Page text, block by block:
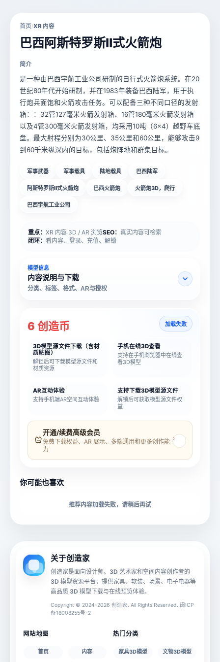
首页/XR 内容
巴西阿斯特罗斯Ⅱ式火箭炮
简介
是一种由巴西宇航工业公司研制的自行式火箭炮系统。在20
世纪80年代开始研制，并在1983年装备巴西陆军，用于执
行炮兵面饱和火箭攻击任务。可以配备三种不同口径的发射
箱：：32管127毫米火箭发射箱、16管180毫米火箭发射箱
以及4管300毫米火箭发射箱，均采用10吨（6×4）越野车底
盘。最大射程分别为30公里、35公里和60公里，能够攻击9
到60千米纵深内的目标，包括炮阵地和群集目标。
军事武器 军事载具 陆地载具 巴西陆军
阿斯特罗斯Ⅱ式火箭炮 巴西火箭炮 火箭炮3D，爬行
巴西宇航工业公司
重点： XR 内容 3D / AR 浏览SEO： 真实内容可检索
闭环： 看内容、登录、充值、解锁
模型信息
内容说明与下载
分类、标签、格式、AR与授权
模型名称
材质贴图
文件大小
6 创造币 加载失败
3D模型源文件下载（含材
质贴图）
解锁后可下载模型源文件和
材质资源
手机在线3D查看
支持在手机浏览器中在线查
看3D模型
AR互动体验
支持手机端AR空间互动体验
支持下载3D模型源文件
解锁后可获取模型源文件权
益
开通/续费高级会员
免费下载权益、AR 展示、多端通用和更多创作能
力
›
你可能也喜欢
推荐内容加载失败，请稍后再试
关于创造家
创造家是面向设计师、3D 艺术家和空间内容创作者的
3D 模型资源平台，提供家具、软装、场景、电子电器等
高品质 3D 模型下载与在线预览体验。
Copyright © 2024-2026 创造家. All Rights Reserved. 闽ICP
备18008255号-2
网站地图
首页 内容
热门分类
家具3D模型 文物3D模型